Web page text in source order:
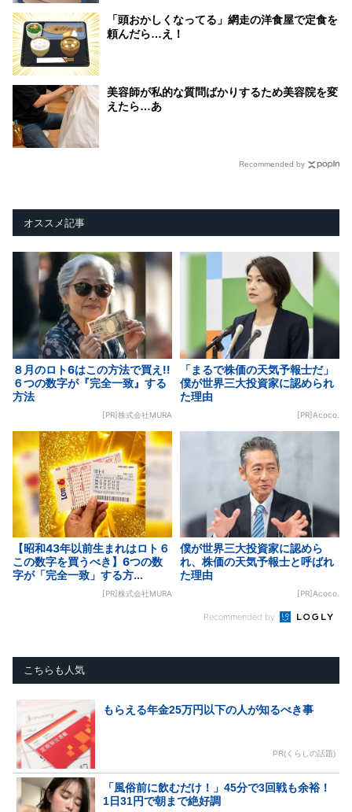
「頭おかしくなってる」網走の洋食屋で定食を
頼んだら…え！
美容師が私的な質問ばかりするため美容院を変
えたら…あ
Recommended by
オススメ記事
８月のロト6はこの方法で買え!!
６つの数字が『完全一致』する
方法
[PR]株式会社MURA
「まるで株価の天気予報士だ」
僕が世界三大投資家に認められ
た理由
[PR]Acoco.
【昭和43年以前生まれはロト６
この数字を買うべき】6つの数
字が「完全一致」する方...
[PR]株式会社MURA
僕が世界三大投資家に認めら
れ、株価の天気予報士と呼ばれ
た理由
[PR]Acoco.
Recommended by
こちらも人気
もらえる年金25万円以下の人が知るべき事
PR(くらしの話題)
「風俗前に飲むだけ！」45分で3回戦も余裕！
1日31円で朝まで絶好調